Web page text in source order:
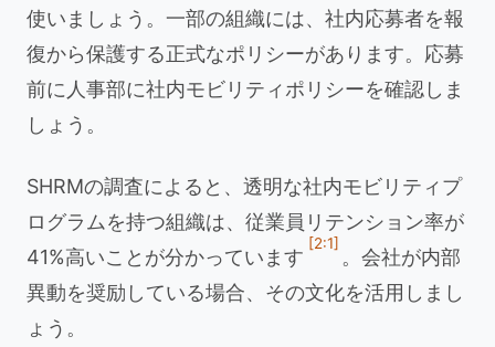
使いましょう。一部の組織には、社内応募者を報
復から保護する正式なポリシーがあります。応募
前に人事部に社内モビリティポリシーを確認しま
しょう。
SHRMの調査によると、透明な社内モビリティプ
ログラムを持つ組織は、従業員リテンション率が
41%高いことが分かっています
[2:1]
。会社が内部
異動を奨励している場合、その文化を活用しまし
ょう。